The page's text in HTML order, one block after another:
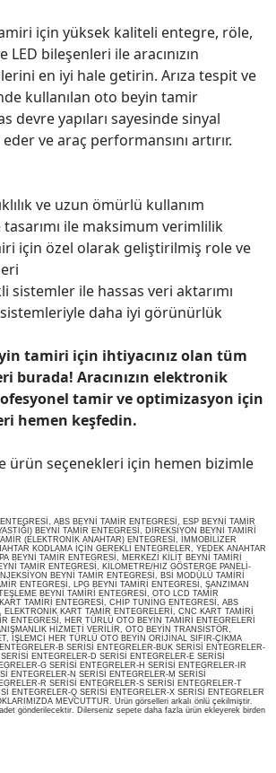
için yüksek kaliteli entegre, röle,
bileşenleri ile aracınızın
en iyi hale getirin. Arıza tespit ve
kullanılan oto beyin tamir
devre yapıları sayesinde sinyal
ve araç performansını artırır.
ve uzun ömürlü kullanım
ile maksimum verimlilik
için özel olarak geliştirilmiş role ve
sistemler ile hassas veri aktarımı
daha iyi görünürlük
tamiri için ihtiyacınız olan tüm
burada! Aracınızın elektronik
tamir ve optimizasyon için
hemen keşfedin.
ürün seçenekleri için hemen bizimle
ABS BEYNİ TAMİR ENTEGRESİ, ESP BEYNİ TAMİR
BEYNİ TAMİR ENTEGRESİ, DİREKSİYON BEYNİ TAMİRİ
(ELEKTRONİK ANAHTAR) ENTEGRESİ, İMMOBİLİZER
KODLAMA İÇİN GEREKLİ ENTEGRELER, YEDEK ANAHTAR
BEYNİ TAMİR ENTEGRESİ, MERKEZİ KİLİT BEYNİ TAMİRİ
TAMİR ENTEGRESİ, KİLOMETRE/HIZ GÖSTERGE PANELİ-
BEYNİ TAMİR ENTEGRESİ, BSİ MODÜLÜ TAMİRİ
ENTEGRESİ, LPG BEYNİ TAMİRİ ENTEGRESİ, ŞANZIMAN
BEYNİ TAMİRİ ENTEGRESİ, OTO LCD TAMİR
TAMİRİ ENTEGRESİ, CHİP TUNİNG ENTEGRESİ, ABS
ELEKTRONİK KART TAMİR ENTEGRELERİ, CNC KART TAMİRİ
ENTEGRESİ, HER TÜRLÜ OTO BEYİN TAMİRİ ENTEGRELERİ
HİZMETİ VERİLİR, OTO BEYİN TRANSİSTÖR,
İŞLEMCİ HER TÜRLÜ OTO BEYİN ORİJİNAL SIFIR-ÇIKMA
B SERİSİ ENTEGRELER-BUK SERİSİ ENTEGRELER-
ENTEGRELER-D SERİSİ ENTEGRELER-E SERİSİ
G SERİSİ ENTEGRELER-H SERİSİ ENTEGRELER-IR
ENTEGRELER-N SERİSİ ENTEGRELER-M SERİSİ
R SERİSİ ENTEGRELER-S SERİSİ ENTEGRELER-T
ENTEGRELER-Q SERİSİ ENTEGRELER-X SERİSİ ENTEGRELER
MEVCUTTUR. Ürün görselleri arkalı önlü çekilmiştir.
gönderilecektir. Dilerseniz sepete daha fazla ürün ekleyerek birden